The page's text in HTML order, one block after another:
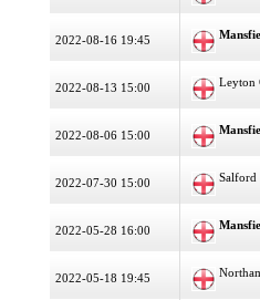
2022-08-16 19:45
2022-08-13 15:00 Leyton
2022-08-06 15:00
2022-07-30 15:00
2022-05-28 16:00
2022-05-18 19:45